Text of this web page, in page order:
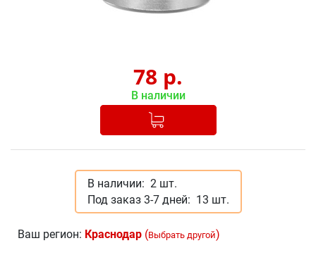
78 р.
В наличии
Добавлено в корзину
В наличии: 2 шт.
Под заказ 3-7 дней: 13 шт.
Ваш регион: Краснодар (Выбрать другой)